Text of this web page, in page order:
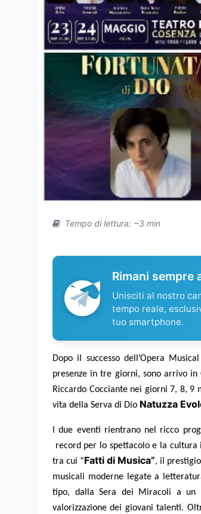
Tempo di lettura: ~3 min
Rimani sempre
Unisciti al nostro
tempo reale,
tuo smartphone.
Dopo il successo dell’Opera
presenze in tre giorni, sono arrivo in
Riccardo Cocciante nei giorni 7, 8, 9
vita della Serva di Dio Natuzza
I due eventi rientrano nel ricco
record per lo spettacolo e la
tra cui “Fatti di Musica”, il
musicali moderne legate a
tipo, dalla Sera dei Miracoli a un
valorizzazione dei giovani talenti.